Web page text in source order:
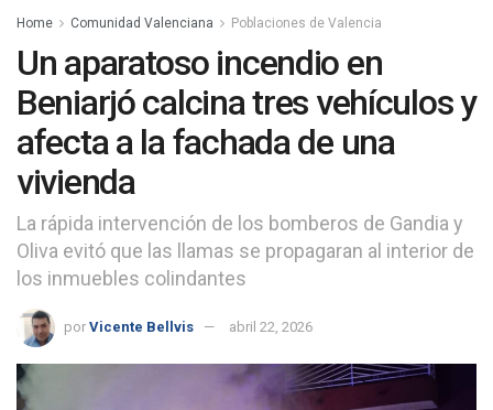
Home Comunidad Valenciana Poblaciones de Valencia
Un aparatoso incendio en
Beniarjó calcina tres vehículos y
afecta a la fachada de una
vivienda
La rápida intervención de los bomberos de Gandia y
Oliva evitó que las llamas se propagaran al interior de
los inmuebles colindantes
por Vicente Bellvis abril 22, 2026